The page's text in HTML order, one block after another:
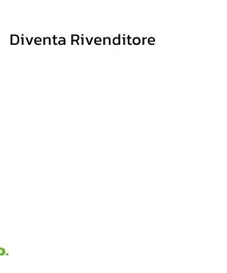
Diventa Rivenditore